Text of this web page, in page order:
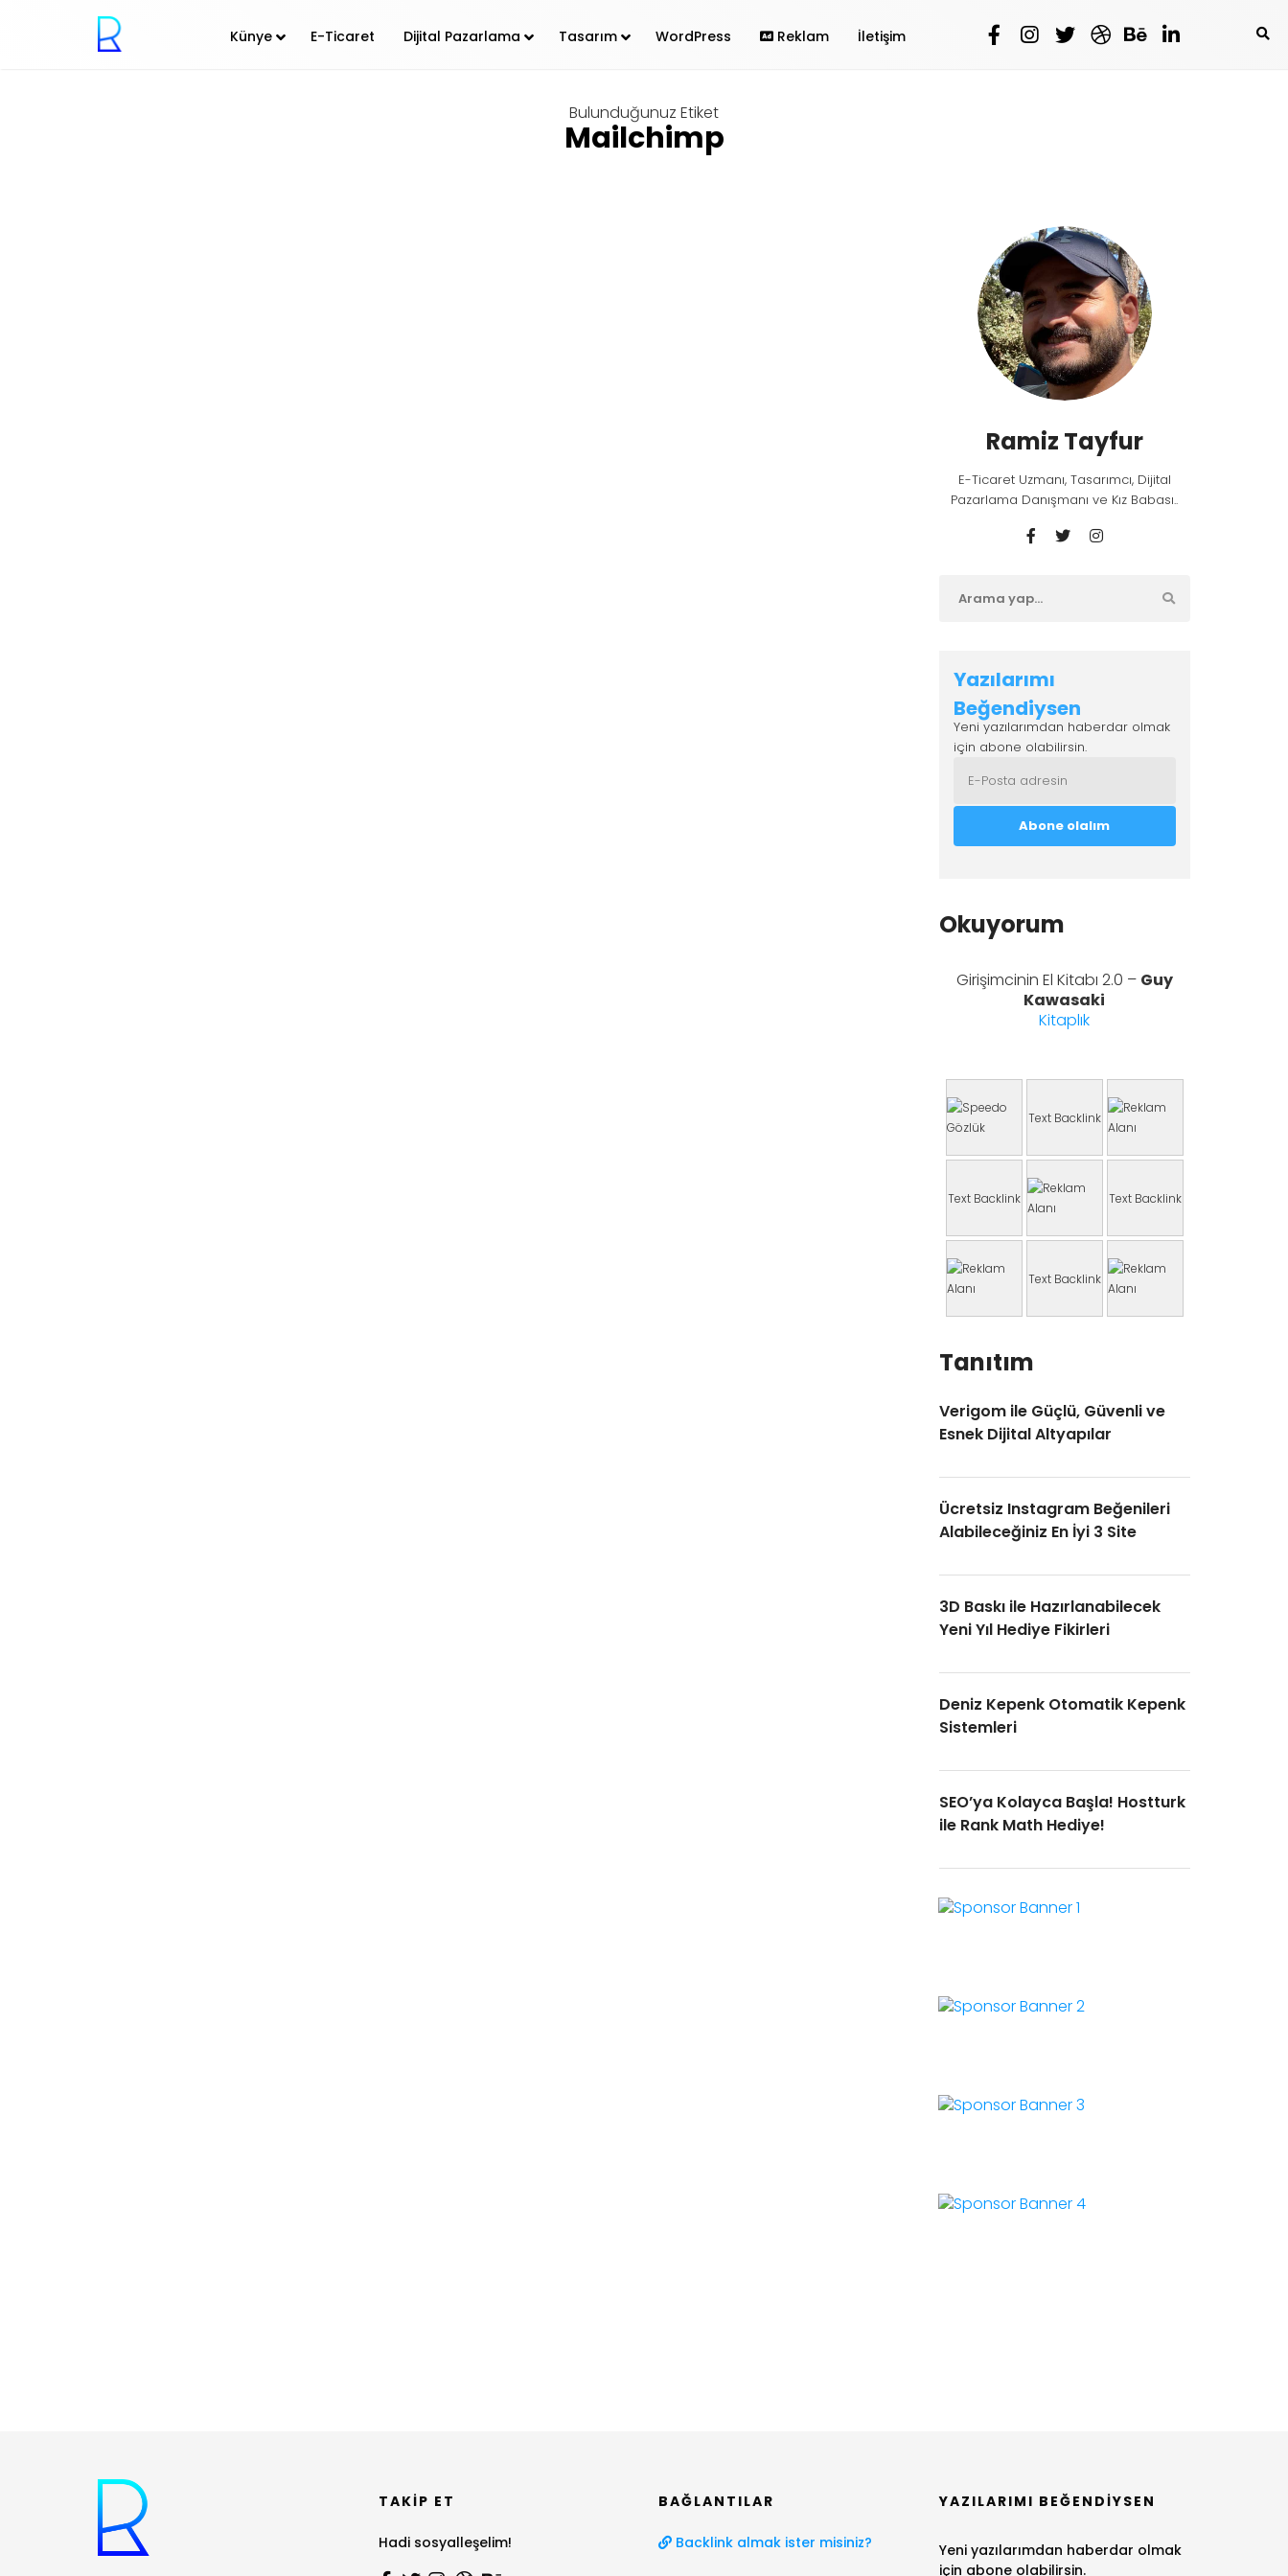
Künye E-Ticaret Dijital Pazarlama Tasarım WordPress Reklam İletişim
Bulunduğunuz Etiket
Mailchimp
Ramiz Tayfur
E-Ticaret Uzmanı, Tasarımcı, Dijital
Pazarlama Danışmanı ve Kız Babası..
Yazılarımı
Beğendiysen
Yeni yazılarımdan haberdar olmak
için abone olabilirsin.
Okuyorum
Girişimcinin El Kitabı 2.0 – Guy
Kawasaki
Kitaplık
Text Backlink
Text Backlink Text Backlink
Text Backlink
Tanıtım
Verigom ile Güçlü, Güvenli ve
Esnek Dijital Altyapılar
Ücretsiz Instagram Beğenileri
Alabileceğiniz En İyi 3 Site
3D Baskı ile Hazırlanabilecek
Yeni Yıl Hediye Fikirleri
Deniz Kepenk Otomatik Kepenk
Sistemleri
SEO’ya Kolayca Başla! Hostturk
ile Rank Math Hediye!
TAKIP ET
Hadi sosyalleşelim!
BAĞLANTILAR
Backlink almak ister misiniz?
YAZILARIMI BEĞENDIYSEN
Yeni yazılarımdan haberdar olmak
için abone olabilirsin.